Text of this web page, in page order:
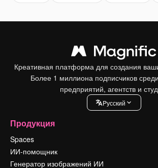
Креативная платформа для создания
Более 1 миллиона подписчиков
предприятий, агентств и
Pусский
Продукция
Spaces
ИИ-помощник
Генератор изображений ИИ